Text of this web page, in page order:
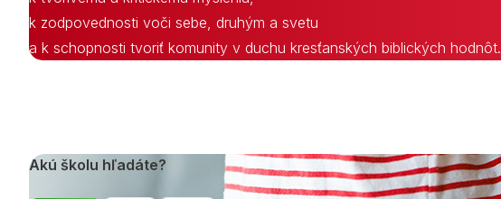
k zodpovednosti voči sebe, druhým a svetu
a k schopnosti tvoriť komunity v duchu kresťanských biblických hodnôt.
Akú školu hľadáte?